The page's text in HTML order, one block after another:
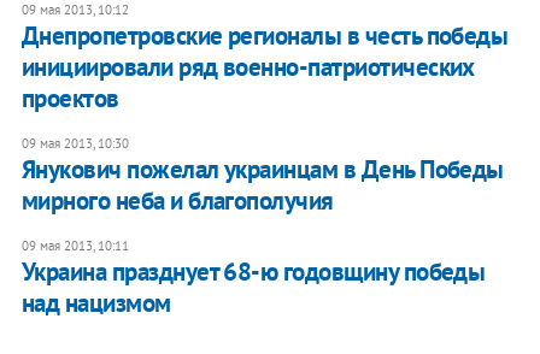
09 мая 2013, 10:12
Днепропетровские регионалы в честь победы
инициировали ряд военно-патриотических
проектов
09 мая 2013, 10:30
Янукович пожелал украинцам в День Победы
мирного неба и благополучия
09 мая 2013, 10:11
Украина празднует 68-ю годовщину победы
над нацизмом